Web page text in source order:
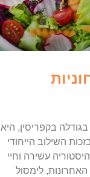
בקפריסין, היא
השילוב הייחודי
עשירה וחיי
לימסול